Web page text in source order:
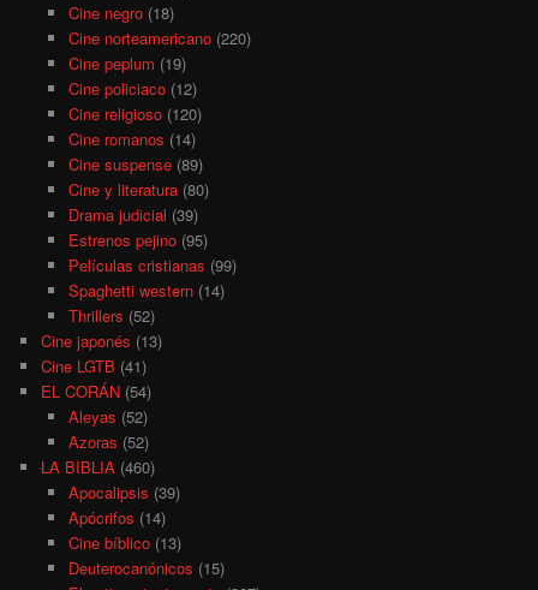
Cine negro(18)
Cine norteamericano(220)
Cine peplum (19)
Cine policiaco(12)
Cine religioso(120)
Cine romanos (14)
Cine suspense(89)
Cine y literatura(80)
Drama judicial (39)
Estrenos pejino(95)
Películas cristianas (99)
Spaghetti western(14)
Thrillers (52)
Cine japonés (13)
Cine LGTB (41)
EL CORÁN (54)
Aleyas (52)
Azoras (52)
LA BIBLIA (460)
Apocalipsis (39)
Apócrifos (14)
Cine bíblico(13)
Deuterocanónicos (15)